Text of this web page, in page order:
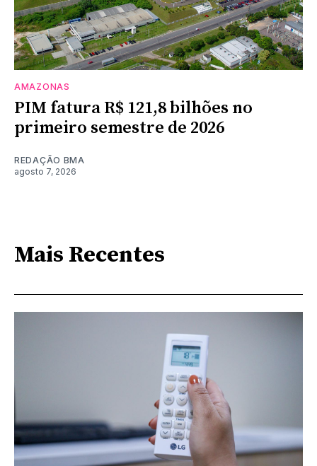
AMAZONAS
PIM fatura R$ 121,8 bilhões no
primeiro semestre de 2026
REDAÇÃO BMA
agosto 7, 2026
Mais Recentes